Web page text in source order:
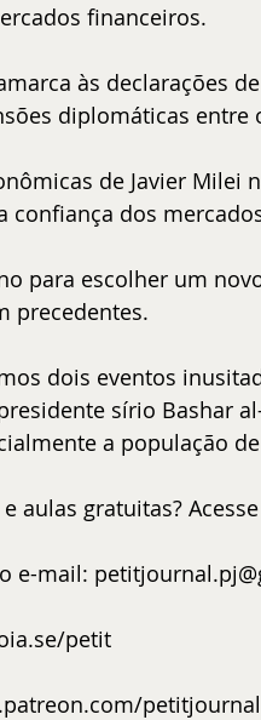
financeiros.
às declarações
diplomáticas entre
de Javier Milei
confiança dos
para escolher um
precedentes.
dois eventos
sírio Bashar
a população
aulas gratuitas? Acesse
e-mail:
petit
petitjournal